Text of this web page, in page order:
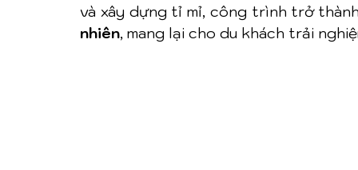
và xây dựng tỉ mỉ, công trình trở
nhiên, mang lại cho du khách trải